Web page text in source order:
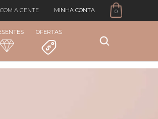
A GENTE MINHA CONTA 0
OFERTAS